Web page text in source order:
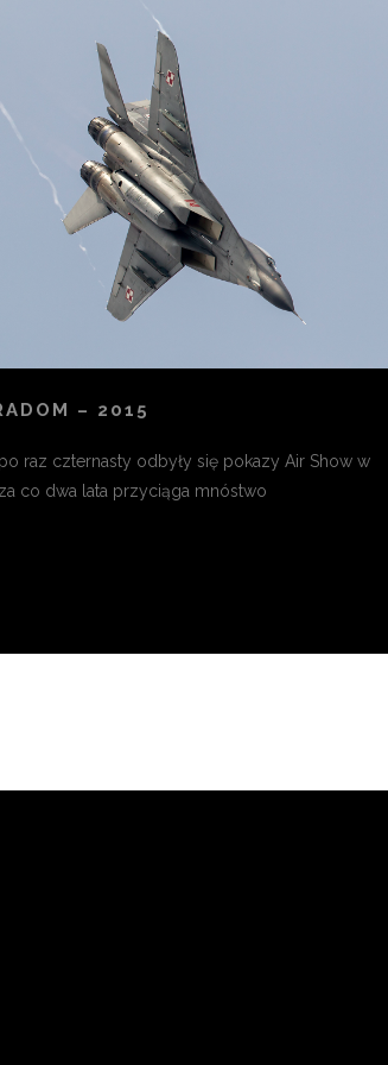
– 2015
raz czternasty odbyły się pokazy Air Show w
co dwa lata przyciąga mnóstwo